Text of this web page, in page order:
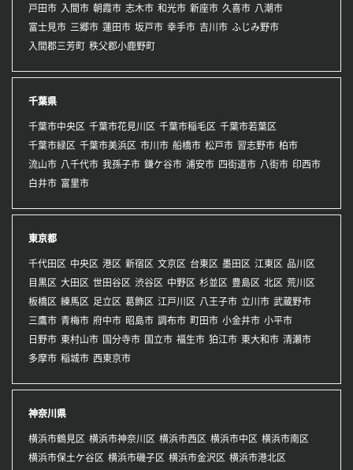
戸田市 入間市 朝霞市 志木市 和光市 新座市 久喜市 八潮市
富士見市 三郷市 蓮田市 坂戸市 幸手市 吉川市 ふじみ野市
入間郡三芳町 秩父郡小鹿野町
千葉県
千葉市中央区 千葉市花見川区 千葉市稲毛区 千葉市若葉区
千葉市緑区 千葉市美浜区 市川市 船橋市 松戸市 習志野市 柏市
流山市 八千代市 我孫子市 鎌ケ谷市 浦安市 四街道市 八街市 印西市
白井市 富里市
東京都
千代田区 中央区 港区 新宿区 文京区 台東区 墨田区 江東区 品川区
目黒区 大田区 世田谷区 渋谷区 中野区 杉並区 豊島区 北区 荒川区
板橋区 練馬区 足立区 葛飾区 江戸川区 八王子市 立川市 武蔵野市
三鷹市 青梅市 府中市 昭島市 調布市 町田市 小金井市 小平市
日野市 東村山市 国分寺市 国立市 福生市 狛江市 東大和市 清瀬市
多摩市 稲城市 西東京市
神奈川県
横浜市鶴見区 横浜市神奈川区 横浜市西区 横浜市中区 横浜市南区
横浜市保土ケ谷区 横浜市磯子区 横浜市金沢区 横浜市港北区